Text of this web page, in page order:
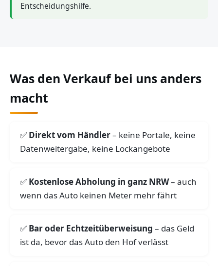
Entscheidungshilfe.
Was den Verkauf bei uns anders
macht
Direkt vom Händler– keine Portale, keine
Datenweitergabe, keine Lockangebote
Kostenlose Abholung in ganz NRW– auch
wenn das Auto keinen Meter mehr fährt
Bar oder Echtzeitüberweisung – das Geld
ist da, bevor das Auto den Hof verlässt